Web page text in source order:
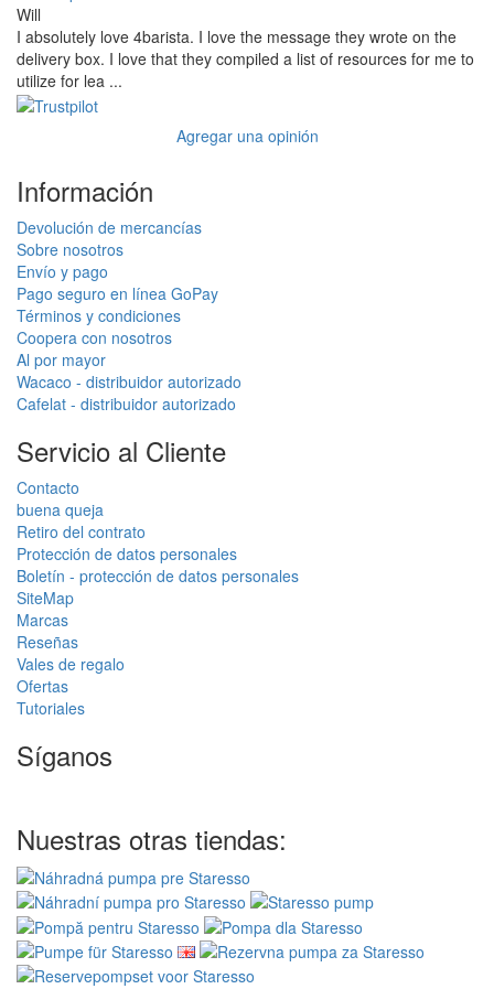
Will
I absolutely love 4barista. I love the message they wrote on the
delivery box. I love that they compiled a list of resources for me to
utilize for lea ...
Agregar una opinión
Información
Devolución de mercancías
Sobre nosotros
Envío y pago
Pago seguro en línea GoPay
Términos y condiciones
Coopera con nosotros
Al por mayor
Wacaco - distribuidor autorizado
Cafelat - distribuidor autorizado
Servicio al Cliente
Contacto
buena queja
Retiro del contrato
Protección de datos personales
Boletín - protección de datos personales
SiteMap
Marcas
Reseñas
Vales de regalo
Ofertas
Tutoriales
Síganos
Nuestras otras tiendas: